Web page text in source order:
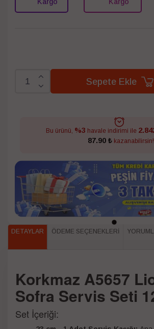
Sepete Ekle
Bu ürünü, %3 havale indirimi ile
87.90 ₺kazanabilirsin!
DETAYLAR ÖDEME SEÇENEKLERI
Korkmaz A5657
Sofra Servis Seti
Set İçeriği: